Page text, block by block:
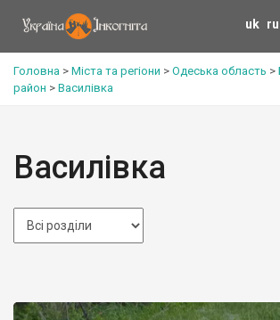
uk ru
Головна > Міста та регіони > Одеська область >
район > Василівка
Василівка